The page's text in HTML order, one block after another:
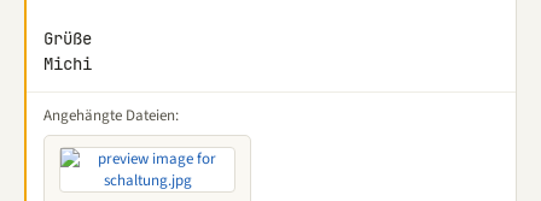
Grüße
Michi
Angehängte Dateien: